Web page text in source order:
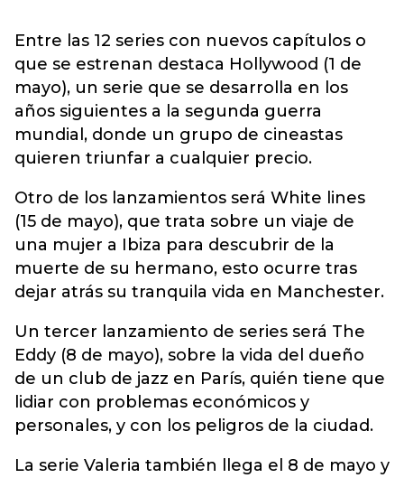
Entre las 12 series con nuevos capítulos o
que se estrenan destaca Hollywood (1 de
mayo), un serie que se desarrolla en los
años siguientes a la segunda guerra
mundial, donde un grupo de cineastas
quieren triunfar a cualquier precio.
Otro de los lanzamientos será White lines
(15 de mayo), que trata sobre un viaje de
una mujer a Ibiza para descubrir de la
muerte de su hermano, esto ocurre tras
dejar atrás su tranquila vida en Manchester.
Un tercer lanzamiento de series será The
Eddy (8 de mayo), sobre la vida del dueño
de un club de jazz en París, quién tiene que
lidiar con problemas económicos y
personales, y con los peligros de la ciudad.
La serie Valeria también llega el 8 de mayo y